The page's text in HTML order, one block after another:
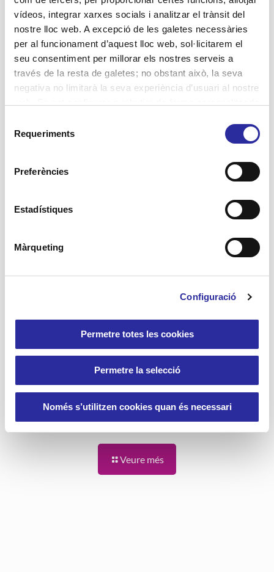
vídeos, integrar xarxes socials i analitzar el trànsit del
nostre lloc web. A excepció de les galetes necessàries
per al funcionament d’aquest lloc web, sol·licitarem el
seu consentiment per millorar els nostres serveis a
través de la resta de galetes; no obstant això, la seva
negativa no limitarà la seva experiència d’usuari al nostre
consultar la nostra
Requeriments
Preferències
Estadístiques
Màrqueting
Configuració
Permetre totes les cookies
Permetre la selecció
Només s’utilitzen cookies quan és necessari
a les persones grans amb
depressió
En aquest article, aportem les claus per a una
correcta detecció i acompanyament de
persones grans amb depressió.
5 Llegir més
8 maig, 2025
La importància dels
passejos diaris per a les
Les passejades diàries són clau perquè les
persones grans es mantinguin en forma.
benestar físic.
5 Llegir més
Veure més